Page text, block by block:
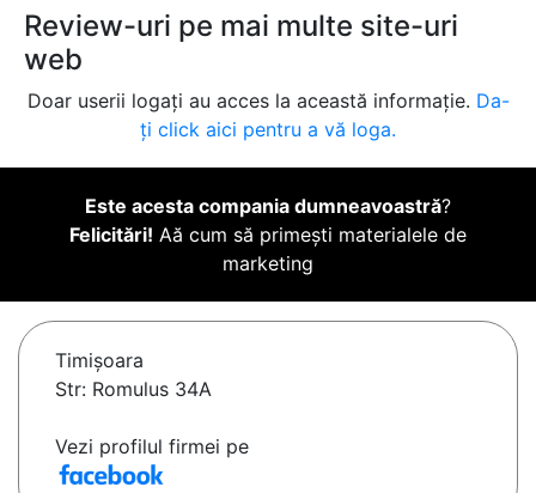
Review-uri pe mai multe site-uri
web
Doar userii logați au acces la această informație. Da-
ți click aici pentru a vă loga.
Este acesta compania dumneavoastră?
Felicitări! Aă cum să primești materialele de
marketing
Timişoara
Str: Romulus 34A
Vezi profilul firmei pe